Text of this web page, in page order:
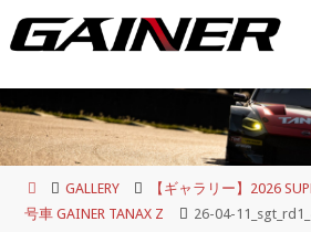
ン
ツ
へ
ホ
ー
GALLERY
【ギャラリー】2026
号車 GAINER TANAX Z
26-04-